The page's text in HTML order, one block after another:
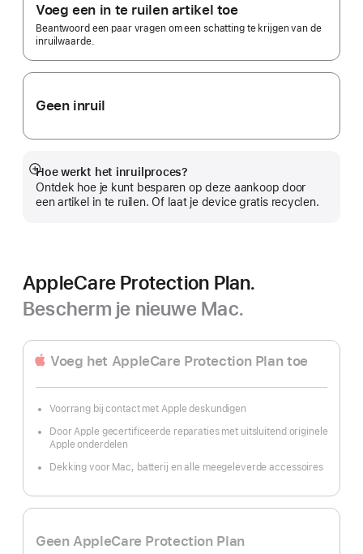
Voeg een in te ruilen artikel toe
Beantwoord een paar vragen om een schatting te krijgen van de
inruilwaarde.
Geen inruil
Hoe werkt het inruilproces?
Ontdek hoe je kunt besparen op deze aankoop door
een artikel in te ruilen. Of laat je device gratis recyclen.
Meer
AppleCare Protection Plan.
Bescherm je nieuwe Mac.
Voeg het AppleCare Protection Plan toe
Voorrang bij contact met Apple deskundigen
Door Apple gecertificeerde reparaties met uitsluitend originele
Apple onderdelen
Dekking voor Mac, batterij en alle meegeleverde accessoires
Geen AppleCare Protection Plan